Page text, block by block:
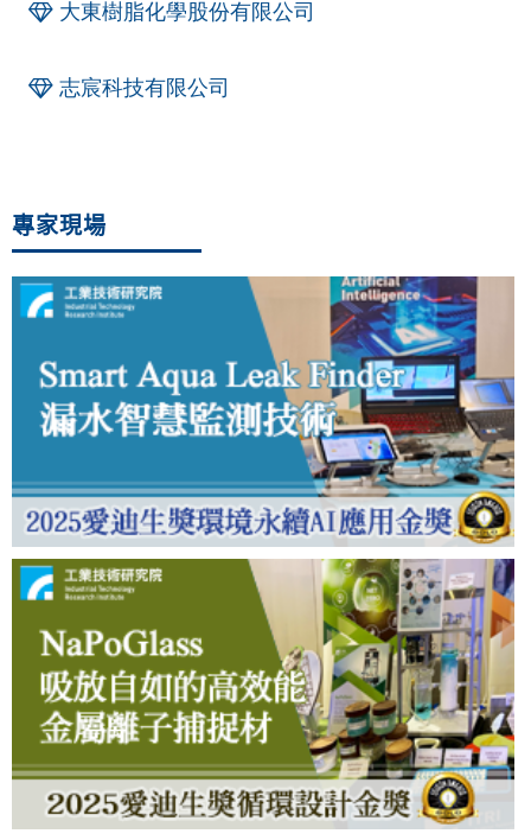
大東樹脂化學股份有限公司
志宸科技有限公司
專家現場